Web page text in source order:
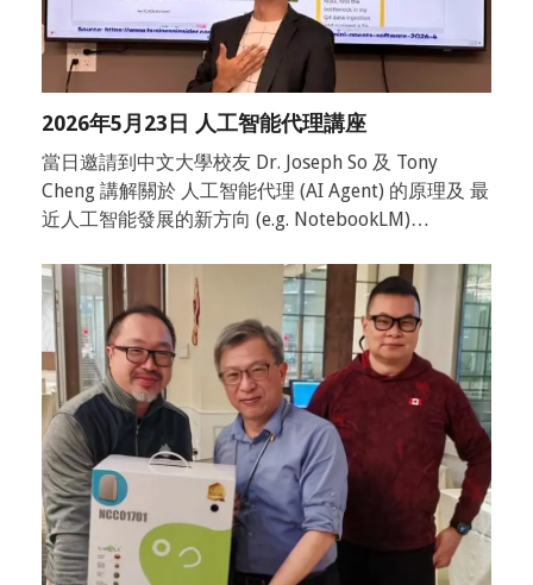
2026年5月23日 人工智能代理講座
當日邀請到中文大學校友 Dr. Joseph So 及 Tony
Cheng 講解關於 人工智能代理 (AI Agent) 的原理及 最
近人工智能發展的新方向 (e.g. NotebookLM)…